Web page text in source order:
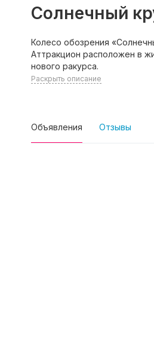
Солнечный
Колесо обозрения
Аттракцион расположен в
нового ракурса.
Раскрыть описание
Объявления Отзывы